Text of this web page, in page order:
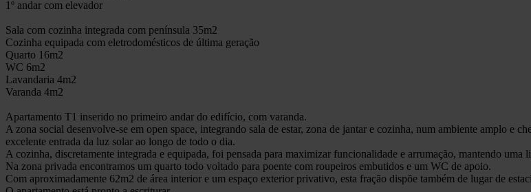
1º andar com elevador
Sala com cozinha integrada com península 35m2
Cozinha equipada com eletrodomésticos de última geração
Quarto 16m2
WC 6m2
Lavandaria 4m2
Varanda 4m2
Apartamento T1 inserido no primeiro andar do edifício, com varanda.
A zona social desenvolve-se em open space, integrando sala de estar, zona de jantar e cozinha, num ambiente amplo e
excelente entrada da luz solar ao longo de todo o dia.
A cozinha, discretamente integrada e equipada, foi pensada para maximizar funcionalidade e arrumação, mantendo uma
Na zona privada encontramos um quarto todo voltado para poente com roupeiros embutidos e um WC de apoio.
Com aproximadamente 62m2 de área interior e um espaço exterior privativo, esta fração dispõe também de lugar de